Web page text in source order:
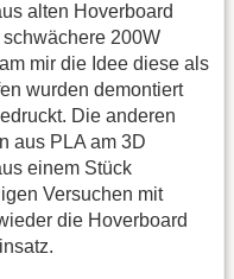
alten Hoverboard
200W
mir die Idee diese als
wurden demontiert
Die anderen
aus PLA am 3D
einem Stück
Versuchen mit
die Hoverboard